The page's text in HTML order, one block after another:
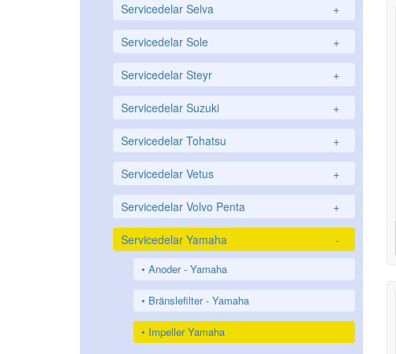
Servicedelar Selva +
Servicedelar Sole +
Servicedelar Steyr +
Servicedelar Suzuki +
Servicedelar Tohatsu +
Servicedelar Vetus +
Servicedelar Volvo Penta +
Servicedelar Yamaha -
Anoder - Yamaha
Bränslefilter - Yamaha
Impeller Yamaha